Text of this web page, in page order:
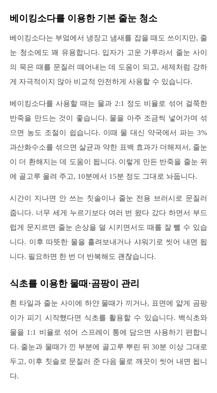
베이킹소다를 이용한 기본 줄눈 청소
베이킹소다는 부엌에서 냉장고 냄새를 잡을 때도 쓰이지만, 줄
눈 청소에도 꽤 유용합니다. 입자가 고운 가루라서 줄눈 사이
의 묵은 때를 문질러 떼어내는 데 도움이 되고, 세제처럼 강하
게 자극적이지 않아 비교적 안전하게 사용할 수 있습니다.
베이킹소다를 사용할 때는 물과 2:1 정도 비율로 섞어 걸쭉한
반죽을 만드는 것이 좋습니다. 물을 아주 조금씩 넣어가며 섞
으면 농도 조절이 쉽습니다. 이때 물 대신 약국에서 파는 3%
과산화수소를 섞으면 살균과 약한 표백 효과가 더해져서, 줄눈
이 더 환해지는 데 도움이 됩니다. 이렇게 만든 반죽을 줄눈 위
에 골고루 올려 주고, 10분에서 15분 정도 그대로 놔둡니다.
시간이 지나면 안 쓰는 칫솔이나 줄눈 전용 브러시로 문질러
줍니다. 너무 세게 누르기보다 여러 번 왔다 갔다 하면서 부드
럽게 문지르면 줄눈 손상을 덜 시키면서도 때를 잘 뺄 수 있습
니다. 이후 따뜻한 물을 흘려보내거나 샤워기로 씻어 내면 됩
니다. 필요하면 한 번 더 반복해도 괜찮습니다.
식초를 이용한 물때·곰팡이 관리
흰 타일과 줄눈 사이에 하얀 물때가 끼거나, 표면에 얇게 곰팡
이가 피기 시작했다면 식초를 활용할 수 있습니다. 백식초와
물을 1:1 비율로 섞어 스프레이 통에 담으면 사용하기 편합니
다. 줄눈과 물때가 낀 부분에 골고루 뿌린 뒤 30분 이상 그대로
두고, 이후 칫솔로 문질러 준 다음 물로 깨끗이 씻어 내면 됩니
다.